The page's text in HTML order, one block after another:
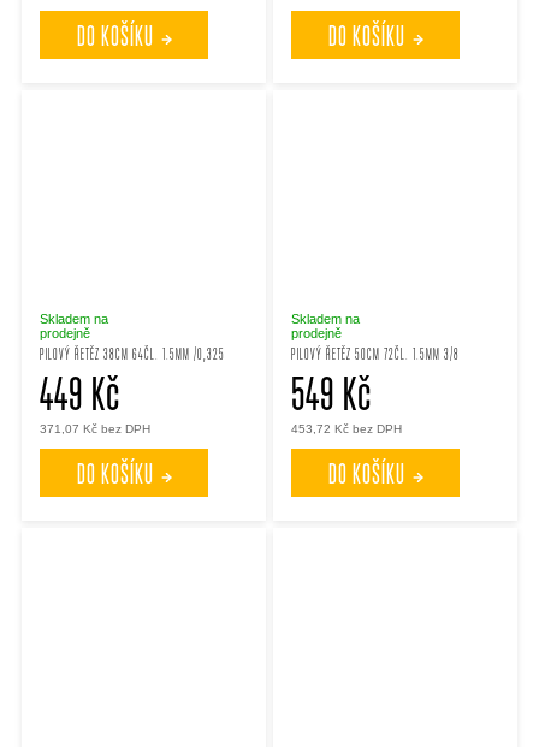
DO KOŠÍKU DO KOŠÍKU
PILOVÝ ŘETĚZ 38CM 64ČL. 1.5MM /0,325
Skladem na
prodejně
371,07 Kč bez DPH
449 Kč
DO KOŠÍKU
PILOVÝ ŘETĚZ 50CM 72ČL. 1.5MM 3/8
Skladem na
prodejně
453,72 Kč bez DPH
549 Kč
DO KOŠÍKU